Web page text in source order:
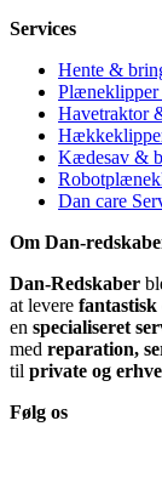
Services
Hente &
Plæneklipper
Havetraktor
Kædesav &
Dan care
Om Dan-
Dan-Redskaber
at levere
en specialiseret
med reparation,
til private og
Følg os